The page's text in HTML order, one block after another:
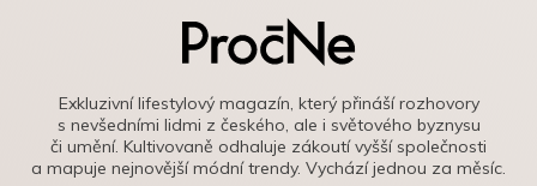
Exkluzivní lifestylový magazín, který přináší rozhovory
s nevšedními lidmi z českého, ale i světového byznysu
či umění. Kultivovaně odhaluje zákoutí vyšší společnosti
a mapuje nejnovější módní trendy. Vychází jednou za měsíc.